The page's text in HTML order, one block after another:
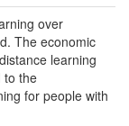
over
The economic
learning
to the
for people with